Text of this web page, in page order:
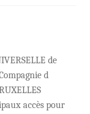
de
d
accès pour